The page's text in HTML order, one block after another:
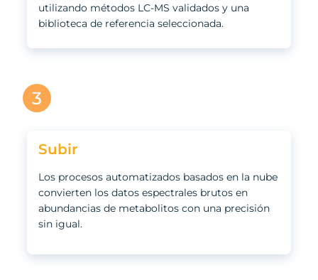
utilizando métodos LC-MS validados y una
biblioteca de referencia seleccionada.
Subir
Los procesos automatizados basados en la nube
convierten los datos espectrales brutos en
abundancias de metabolitos con una precisión
sin igual.